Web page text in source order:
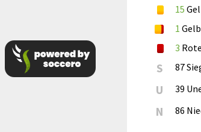
15
1
3
S 87
U 39
N 86